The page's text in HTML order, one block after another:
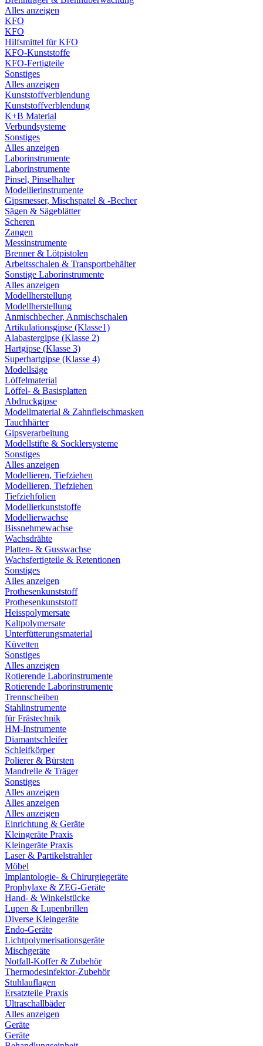
Alles anzeigen
KFO
KFO
Hilfsmittel für KFO
KFO-Kunststoffe
KFO-Fertigteile
Sonstiges
Alles anzeigen
Kunststoffverblendung
Kunststoffverblendung
K+B Material
Verbundsysteme
Sonstiges
Alles anzeigen
Laborinstrumente
Laborinstrumente
Pinsel, Pinselhalter
Modellierinstrumente
Gipsmesser, Mischspatel & -Becher
Sägen & Sägeblätter
Scheren
Zangen
Messinstrumente
Brenner & Lötpistolen
Arbeitsschalen & Transportbehälter
Sonstige Laborinstrumente
Alles anzeigen
Modellherstellung
Modellherstellung
Anmischbecher, Anmischschalen
Artikulationsgipse (Klasse1)
Alabastergipse (Klasse 2)
Hartgipse (Klasse 3)
Superhartgipse (Klasse 4)
Modellsäge
Löffelmaterial
Löffel- & Basisplatten
Abdruckgipse
Modellmaterial & Zahnfleischmasken
Tauchhärter
Gipsverarbeitung
Modellstifte & Socklersysteme
Sonstiges
Alles anzeigen
Modellieren, Tiefziehen
Modellieren, Tiefziehen
Tiefziehfolien
Modellierkunststoffe
Modellierwachse
Bissnehmewachse
Wachsdrähte
Platten- & Gusswachse
Wachsfertigteile & Retentionen
Sonstiges
Alles anzeigen
Prothesenkunststoff
Prothesenkunststoff
Heisspolymersate
Kaltpolymersate
Unterfütterungsmaterial
Küvetten
Sonstiges
Alles anzeigen
Rotierende Laborinstrumente
Rotierende Laborinstrumente
Trennscheiben
Stahlinstrumente
für Frästechnik
HM-Instrumente
Diamantschleifer
Schleifkörper
Polierer & Bürsten
Mandrelle & Träger
Sonstiges
Alles anzeigen
Alles anzeigen
Alles anzeigen
Einrichtung & Geräte
Kleingeräte Praxis
Kleingeräte Praxis
Laser & Partikelstrahler
Möbel
Implantologie- & Chirurgiegeräte
Prophylaxe & ZEG-Geräte
Hand- & Winkelstücke
Lupen & Lupenbrillen
Diverse Kleingeräte
Endo-Geräte
Lichtpolymerisationsgeräte
Mischgeräte
Notfall-Koffer & Zubehör
Thermodesinfektor-Zubehör
Stuhlauflagen
Ersatzteile Praxis
Ultraschallbäder
Alles anzeigen
Geräte
Geräte